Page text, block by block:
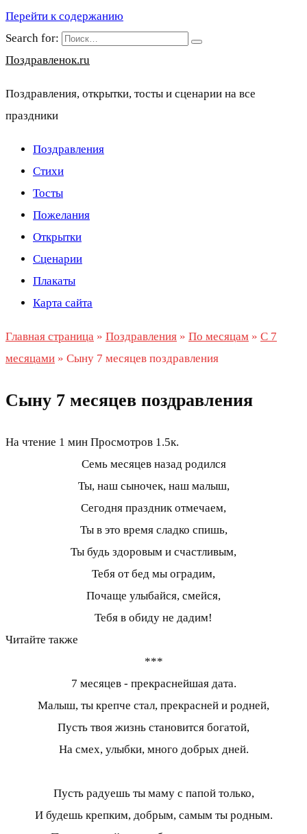
Перейти к содержанию
Search for:
Поздравленок.ru
Поздравления, открытки, тосты и сценарии на все
праздники
Поздравления
Стихи
Тосты
Пожелания
Открытки
Сценарии
Плакаты
Карта сайта
Главная страница » Поздравления » По месяцам » С 7
месяцами » Сыну 7 месяцев поздравления
Сыну 7 месяцев поздравления
На чтение 1 мин Просмотров 1.5к.
Семь месяцев назад родился
Ты, наш сыночек, наш малыш,
Сегодня праздник отмечаем,
Ты в это время сладко спишь,
Ты будь здоровым и счастливым,
Тебя от бед мы оградим,
Почаще улыбайся, смейся,
Тебя в обиду не дадим!
Читайте также
***
7 месяцев - прекраснейшая дата.
Малыш, ты крепче стал, прекрасней и родней,
Пусть твоя жизнь становится богатой,
На смех, улыбки, много добрых дней.
Пусть радуешь ты маму с папой только,
И будешь крепким, добрым, самым ты родным.